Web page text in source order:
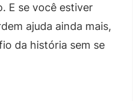
E se você estiver
ajuda ainda mais,
da história sem se